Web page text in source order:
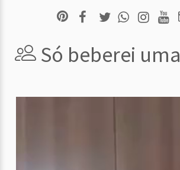
Só beberei uma